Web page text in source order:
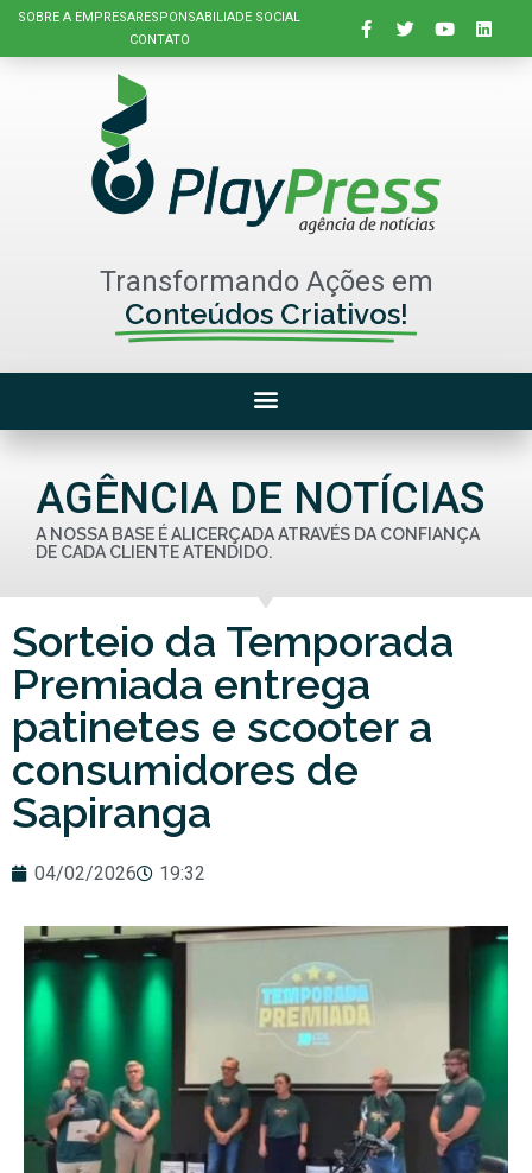
SOBRE A EMPRESARESPONSABILIADE SOCIAL
CONTATO
Transformando Ações em
Conteúdos Criativos!
AGÊNCIA DE NOTÍCIAS
A NOSSA BASE É ALICERÇADA ATRAVÉS DA CONFIANÇA
DE CADA CLIENTE ATENDIDO.
Sorteio da Temporada
Premiada entrega
patinetes e scooter a
consumidores de
Sapiranga
04/02/2026 19:32